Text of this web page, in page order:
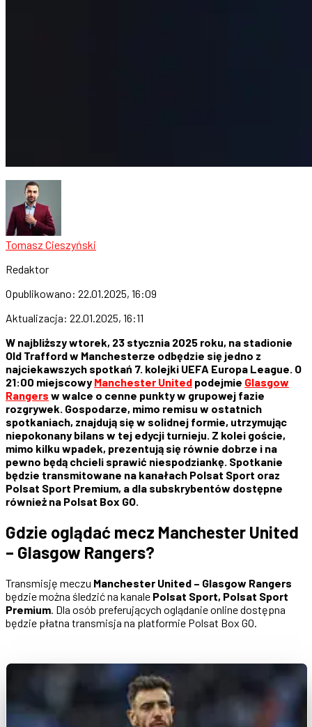
Tomasz Cieszyński
Redaktor
Opublikowano: 22.01.2025, 16:09
Aktualizacja: 22.01.2025, 16:11
W najbliższy wtorek, 23 stycznia 2025 roku, na stadionie
Old Trafford w Manchesterze odbędzie się jedno z
najciekawszych spotkań 7. kolejki UEFA Europa League. O
21:00 miejscowy Manchester United podejmie Glasgow
Rangers w walce o cenne punkty w grupowej fazie
rozgrywek. Gospodarze, mimo remisu w ostatnich
spotkaniach, znajdują się w solidnej formie, utrzymując
niepokonany bilans w tej edycji turnieju. Z kolei goście,
mimo kilku wpadek, prezentują się równie dobrze i na
pewno będą chcieli sprawić niespodziankę. Spotkanie
będzie transmitowane na kanałach Polsat Sport oraz
Polsat Sport Premium, a dla subskrybentów dostępne
również na Polsat Box GO.
Gdzie oglądać mecz Manchester United
– Glasgow Rangers?
Transmisję meczu Manchester United – Glasgow Rangers
będzie można śledzić na kanale Polsat Sport, Polsat Sport
Premium . Dla osób preferujących oglądanie online dostępna
będzie płatna transmisja na platformie Polsat Box GO.